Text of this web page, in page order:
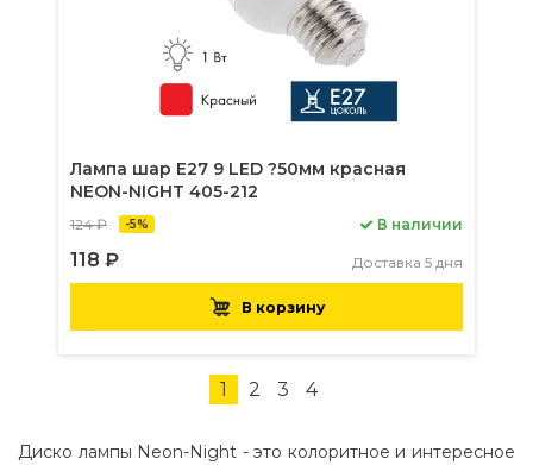
Лампа шар Е27 9 LED ?50мм красная
NEON-NIGHT 405-212
124 ₽ -5%
118 ₽
В наличии
Доставка 5 дня
В корзину
1 2 3 4
Диско лампы Neon-Night - это колоритное и интересное